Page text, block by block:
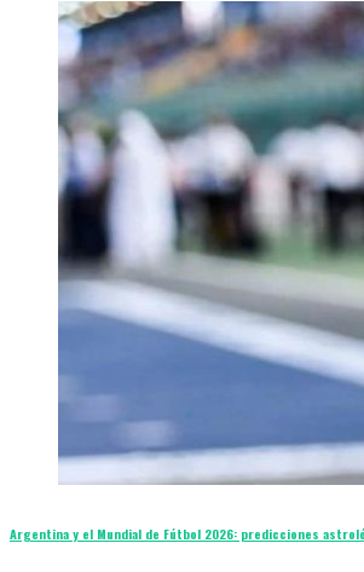
Argentina y el Mundial de Fútbol 2026: predicciones